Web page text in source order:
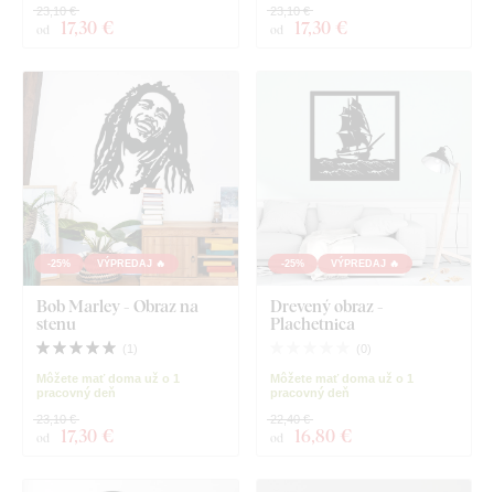
od 17,30 €
23,10 €
od 17,30 €
23,10 €
-25% VÝPREDAJ 🔥
Bob Marley - Obraz na
stenu
( 1)
Môžete mať doma už o 1
pracovný deň
od 17,30 €
23,10 €
-25% VÝPREDAJ 🔥
Drevený obraz -
Plachetnica
( 0 )
Môžete mať doma už o 1
pracovný deň
od 16,80 €
22,40 €